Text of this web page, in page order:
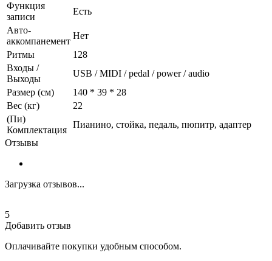
Функция
записи
Есть
Авто-
аккомпанемент
Нет
Ритмы
128
Входы /
Выходы
USB / MIDI / pedal / power / audio
Размер (см)
140 * 39 * 28
Вес (кг)
22
(Пи)
Комплектация
Пианино, стойка, педаль, пюпитр, адаптер
Отзывы
Загрузка отзывов...
5
Добавить отзыв
Оплачивайте покупки удобным способом.